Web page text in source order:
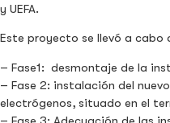
y UEFA.
Este proyecto se llevó a
– Fase1: desmontaje de la
– Fase 2: instalación del
electrógenos, situado en el